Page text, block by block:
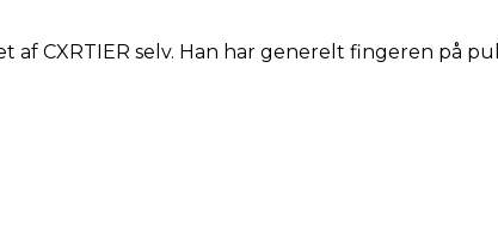
af CXRTIER selv. Han har generelt fingeren på